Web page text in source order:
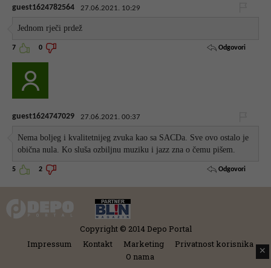
guest1624782564 27.06.2021. 10:29
Jednom rječi prdež
7 0 Odgovori
guest1624747029 27.06.2021. 00:37
Nema boljeg i kvalitetnijeg zvuka kao sa SACDa. Sve ovo ostalo je
obična nula. Ko sluša ozbiljnu muziku i jazz zna o čemu pišem.
5 2 Odgovori
Copyright © 2014 Depo Portal
Impressum
Kontakt Marketing
Privatnost korisnika
O nama
✕